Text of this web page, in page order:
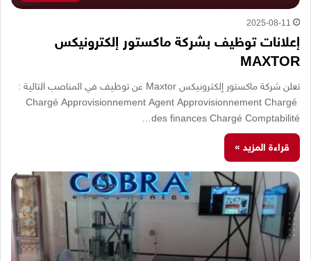
2025-08-11
إعلانات توظيف بشركة ماكستور إلكترونيكس
MAXTOR
تعلن شركة ماكستور إلكترونيكس Maxtor عن توظيف في المناصب التالية :
Chargé Approvisionnement Agent Approvisionnement Chargé
des finances Chargé Comptabilité…
قراءة المزيد »